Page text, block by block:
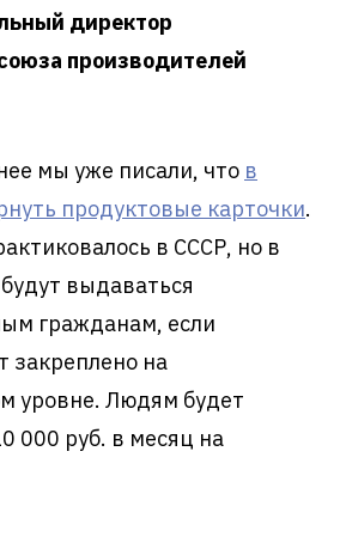
директор
производителей
мы уже писали, что в
продуктовые карточки.
в СССР, но в
выдаваться
гражданам, если
закреплено на
уровне. Людям будет
000 руб. в месяц на